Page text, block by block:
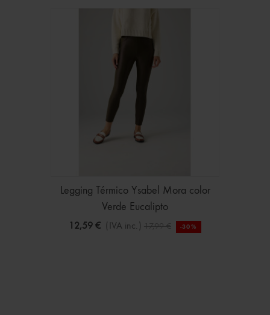
Legging Térmico Ysabel Mora color
Verde Eucalipto
12,59 € (IVA inc.) 17,99 € -30%